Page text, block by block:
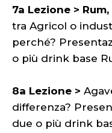
7a Lezione >
tra Agricol o
perché?
o più drink base
8a Lezione >
differenza?
due o più drink